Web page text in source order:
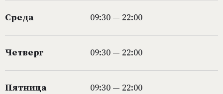
Среда 09:30 — 22:00
Четверг 09:30 — 22:00
Пятница 09:30 — 22:00